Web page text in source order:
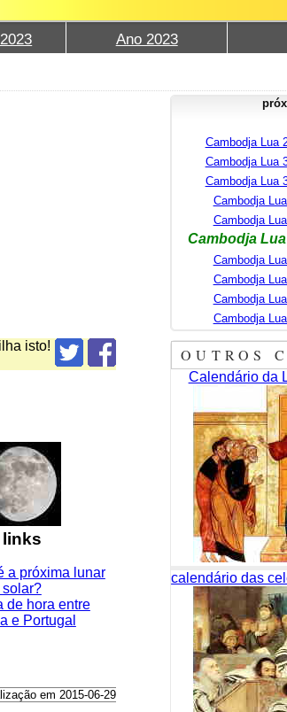
Ano 2023
isto!
a próxima lunar
de hora entre
e Portugal
em 2015-06-29
Cambodja Lua
Cambodja Lua
Cambodja Lua
Cambodja
Cambodja
Cambodja
Cambodja
Cambodja
Cambodja
Cambodja
OUTROS
Calendário da
calendário das